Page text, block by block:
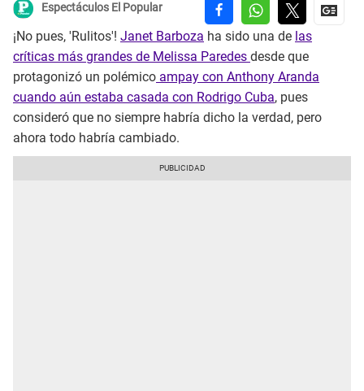
Espectáculos El Popular
¡No pues, 'Rulitos'! Janet Barboza ha sido una de las
críticas más grandes de Melissa Paredes desde que
protagonizó un polémico ampay con Anthony Aranda
cuando aún estaba casada con Rodrigo Cuba, pues
consideró que no siempre habría dicho la verdad, pero
ahora todo habría cambiado.